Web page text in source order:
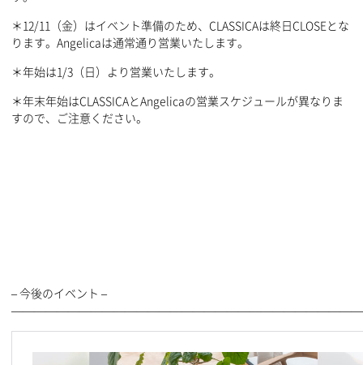
＊12/11（金）はイベント準備のため、CLASSICAは終日CLOSEとな
ります。Angelicaは通常通り営業いたします。
＊年始は1/3（日）より営業いたします。
＊年末年始はCLASSICAとAngelicaの営業スケジュールが異なりま
すので、ご注意ください。
– 今後のイベント –